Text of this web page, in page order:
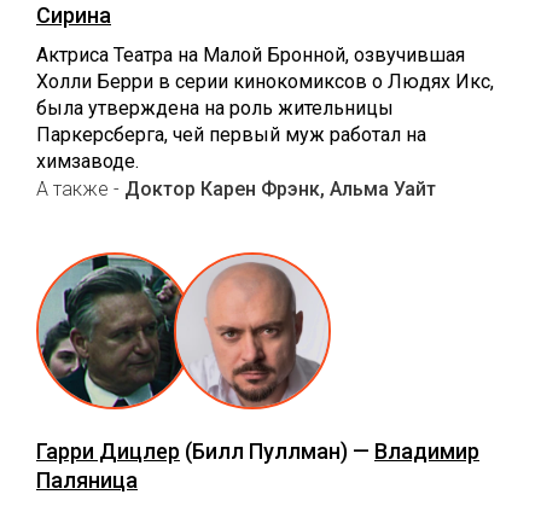
Сирина
Актриса Театра на Малой Бронной, озвучившая
Холли Берри в серии кинокомиксов о Людях Икс,
была утверждена на роль жительницы
Паркерсберга, чей первый муж работал на
химзаводе.
А также - Доктор Карен Фрэнк, Альма Уайт
Гарри Дицлер (Билл Пуллман) — Владимир
Паляница